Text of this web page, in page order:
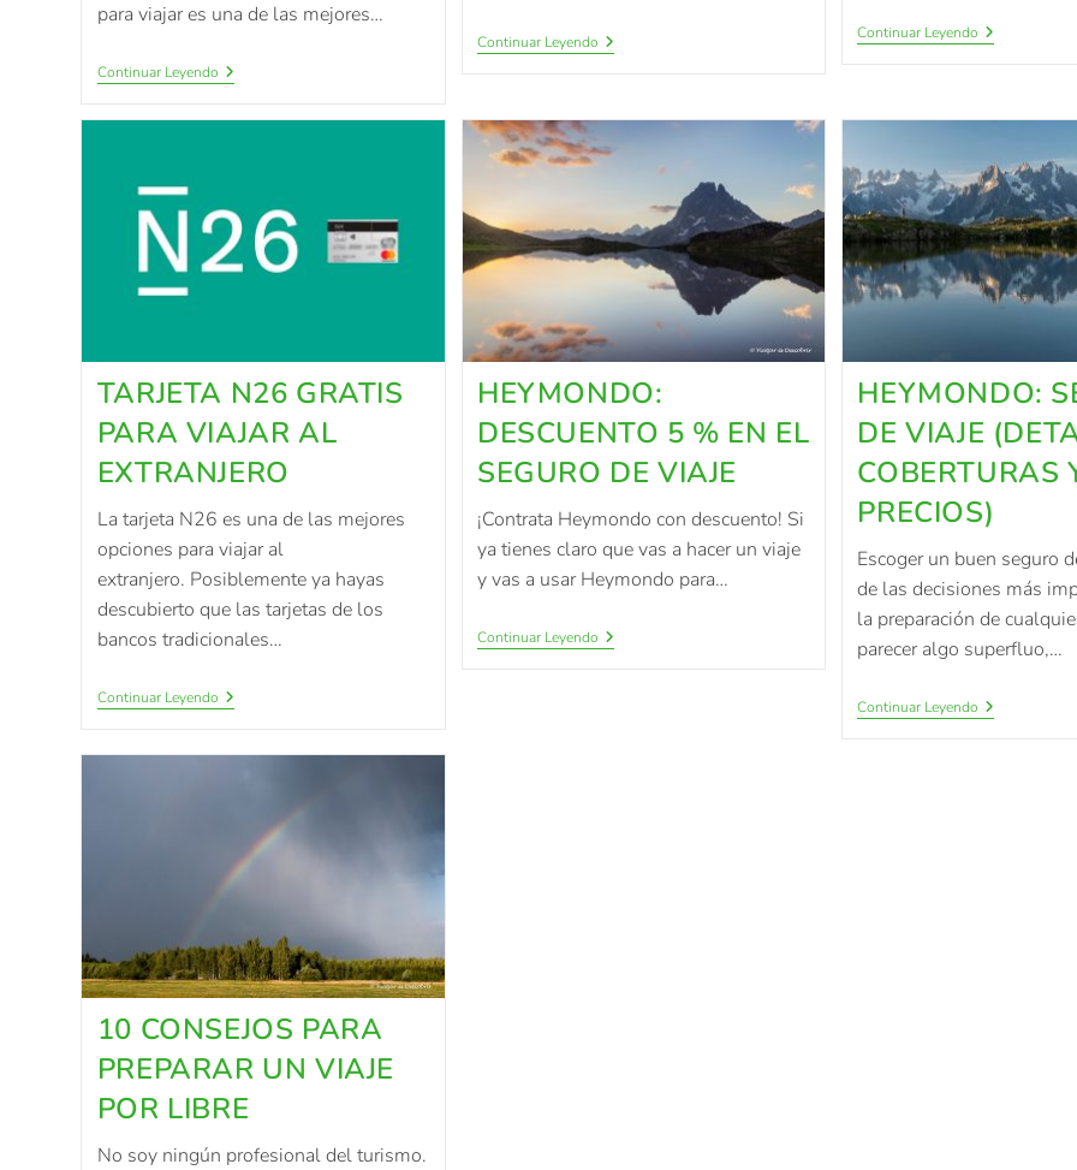
para viajar es una de las mejores…
Continuar Leyendo
Continuar Leyendo Continuar Leyendo
TARJETA N26 GRATIS
PARA VIAJAR AL
EXTRANJERO
La tarjeta N26 es una de las mejores
opciones para viajar al
extranjero. Posiblemente ya hayas
descubierto que las tarjetas de los
bancos tradicionales…
Continuar Leyendo
HEYMONDO:
DESCUENTO 5 % EN EL
SEGURO DE VIAJE
¡Contrata Heymondo con descuento! Si
ya tienes claro que vas a hacer un viaje
y vas a usar Heymondo para…
Continuar Leyendo
HEYMONDO:
DE VIAJE
COBERTURAS
PRECIOS)
Escoger un buen seguro
de las decisiones más
la preparación de
parecer algo superfluo,…
Continuar Leyendo
10 CONSEJOS PARA
PREPARAR UN VIAJE
POR LIBRE
No soy ningún profesional del turismo.